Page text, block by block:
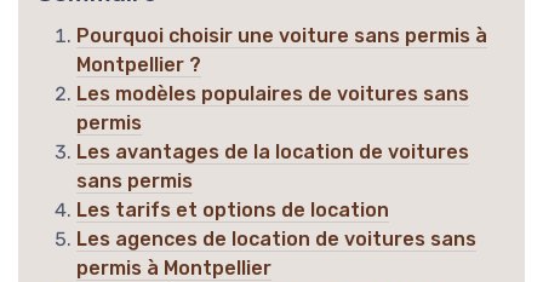
Pourquoi choisir une voiture sans permis à
Montpellier ?
Les modèles populaires de voitures sans
permis
Les avantages de la location de voitures
sans permis
Les tarifs et options de location
Les agences de location de voitures sans
permis à Montpellier